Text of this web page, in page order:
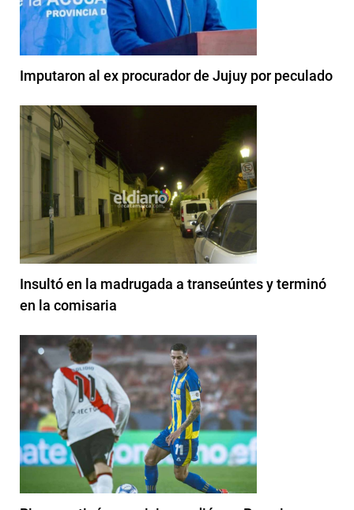
Imputaron al ex procurador de Jujuy por peculado
Insultó en la madrugada a transeúntes y terminó
en la comisaria